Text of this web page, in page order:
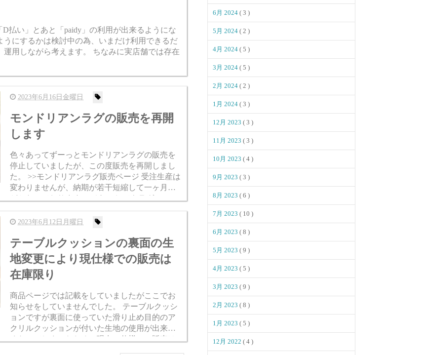
払い」とあと「paidy」の利用が出来るようにな
にするかは検討中の為、いまだけ利用できるだ
用しながら考えます。 ちなみに実店舗では存在
2023年6月16日金曜日
モンドリアンラグの販売を再開
します
色々あってずーっとモンドリアンラグの販売を
停止していましたが、この度販売を再開しまし
た。 >>モンドリアンラグ販売ページ 受注生産は
変わりませんが、納期が若干短縮して一ヶ月ほ
どとなっております。 それにしてもラグについ
ては織元の価格改定から生産状況から長いあい
だ止まっ...
2023年6月12日月曜日
テーブルクッションの裏面の生
地変更により現仕様での販売は
在庫限り
商品ページでは記載をしていましたがここでお
知らせをしていませんでした。 テーブルクッシ
ョンですが裏面に使っていた滑り止め目的のア
クリルクッションが付いた生地の使用が出来な
くなってしまったため、現在の仕様での販売は
6月 2024 ( 3 )
5月 2024 ( 2 )
4月 2024 ( 5 )
3月 2024 ( 5 )
2月 2024 ( 2 )
1月 2024 ( 3 )
12月 2023 ( 3 )
11月 2023 ( 3 )
10月 2023 ( 4 )
9月 2023 ( 3 )
8月 2023 ( 6 )
7月 2023 ( 10 )
6月 2023 ( 8 )
5月 2023 ( 9 )
4月 2023 ( 5 )
3月 2023 ( 9 )
2月 2023 ( 8 )
1月 2023 ( 5 )
12月 2022 ( 4 )